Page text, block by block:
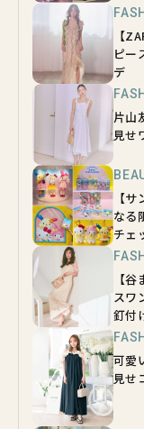
【
ピー
デ
片山
見せ
【
なる
チェ
【
スワ
釘付
可愛
見せ